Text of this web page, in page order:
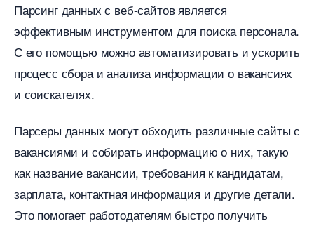
Парсинг данных с веб-сайтов является
эффективным инструментом для поиска персонала.​
С его помощью можно автоматизировать и ускорить
процесс сбора и анализа информации о вакансиях
и соискателях.​
Парсеры данных могут обходить различные сайты с
акансиями и собирать информацию о них, такую
как название вакансии, требования к кандидатам,
зарплата, контактная информация и другие детали.​
Это помогает работодателям быстро получить